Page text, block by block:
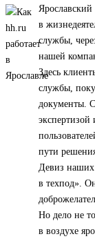
в
службы,
нашей
Здесь
службы,
документы.
пути
Девиз наших
в техпод».
Но дело не
в воздухе